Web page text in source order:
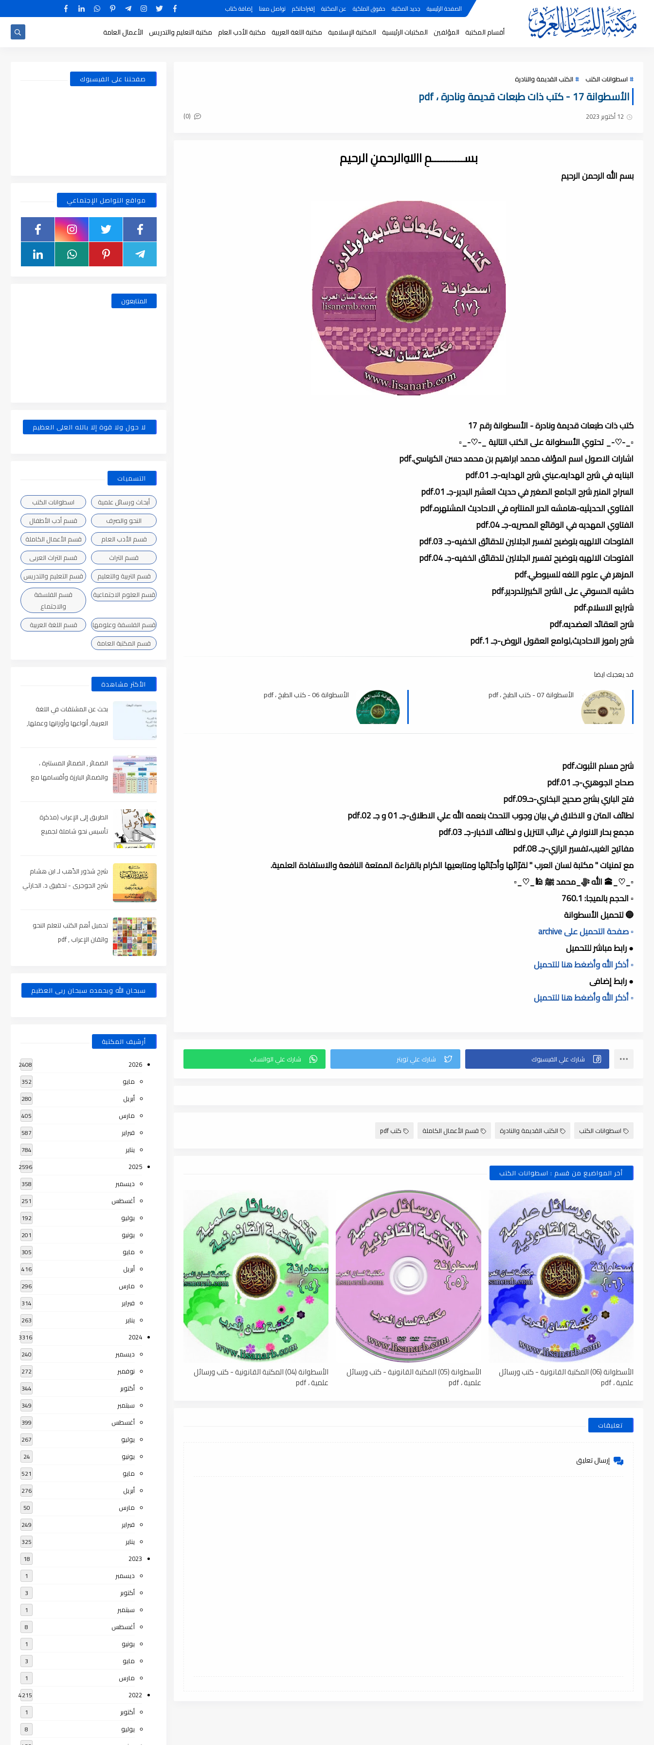
الصفحة الرئيسية جديد المكتبة حقوق الملكية عن المكتبة إقتراحاتكم تواصل معنا إضافة كتاب
أقسام المكتبة المؤلفين المكتبات الرئيسية المكتبة الإسلامية مكتبة اللغة العربية مكتبة الأدب العام مكتبة التعليم والتدريس الأعمال العامة
اسطوانات الكتب الكتب القديمة والنادرة
الأسطوانة 17 - كتب ذات طبعات قديمة ونادرة ، pdf
12 أكتوبر 2023 (0)
بســـــــــــمِ اﷲِالرحمنِ الرحيم
بسم الله الرحمن الرحيم
كتب ذات طبعات قديمة ونادرة - الأسطوانة رقم 17
▫️_-♡-_ تحتوي الأسطوانة على الكتب التالية _-♡-_▫️
اشارات الاصول اسم المؤلف محمد ابراهيم بن محمد حسن الكرباسي.pdf
البنايه في شرح الهدايه،عيني شرح الهدايه-جـ 01.pdf
السراج المنير شرح الجامع الصغير في حديث العشير البدير-جـ 01.pdf
الفتاوي الحديثيه-هامشه الدرر المنتثره في الاحاديث المشتهره.pdf
الفتاوي المهديه في الوقائع المصريه-جـ 04.pdf
الفتوحات الالهيه بتوضيح تفسير الجلالين للدقائق الخفيه-جـ 03.pdf
الفتوحات الالهيه بتوضيح تفسير الجلالين للدقائق الخفيه-جـ 04.pdf
المزهر في علوم اللغه للسيوطي.pdf
حاشيه الدسوقي على الشرح الكبيرللدردير.pdf
شرايع الاسلام.pdf
شرح العقائد العضديه.pdf
شرح راموز الاحاديث,لوامع العقول الروض-جـ 1.pdf
قد يعجبك ايضا
الأسطوانة 07 - كتب الطبخ ، pdf
الأسطوانة 06 - كتب الطبخ ، pdf
شرح مسلم الثبوت.pdf
صحاح الجوهري-جـ 01.pdf
فتح الباري بشرح صحيح البخاري-حـ09.pdf
لطائف المتن و الاخلاق في بيان وجوب التحدث بنعمه الله علي الاطلاق-جـ 01 و جـ 02.pdf
مجمع بحار الانوار في غرائب التنزيل و لطائف الاخبار-جـ 03.pdf
مفاتيح الغيب،تفسير الرازي-جـ 08.pdf
مع تمنيات " مكتبة لسان العرب " لقرّائها وأحبّائها ومتابعيها الكرام بالقراءة الممتعة النافعة والاستفادة العلمية.
▫️_♡_🕋 الله ﷻ_محمد ﷺ 🕌_♡_▫️
▫️ الحجم بالميجا: 760.1
🔵 لتحميل الأسطوانة
▫️ صفحة التحميل على archive
● رابط مباشر للتحميل
▫️ أذكر الله وأضغط هنا للتحميل
● رابط إضافى
▫️ أذكر الله وأضغط هنا للتحميل
اسطوانات الكتب الكتب القديمة والنادرة قسم الأعمال الكاملة كتب pdf
أخر المواضيع من قسم : اسطوانات الكتب
الأسطوانة (06) المكتبة القانونية - كتب ورسائل
علمية ، pdf
الأسطوانة (05) المكتبة القانونية - كتب ورسائل
علمية ، pdf
الأسطوانة (04) المكتبة القانونية - كتب ورسائل
علمية ، pdf
تعليقات
إرسال تعليق
صفحتنا على الفيسبوك
مواقع التواصل الإجتماعي
المتابعون
لا حول ولا قوة إلا بالله العلى العظيم
التسميات
أبحاث ورسائل علمية
اسطوانات الكتب
النحو والصرف
قسم أدب الأطفال
قسم الأدب العام
قسم الأعمال الكاملة
قسم التراث
قسم التراث العربى
قسم التربية والتعليم
قسم التعليم والتدريس
قسم العلوم الاجتماعية
قسم الفلسفة
والاجتماع
قسم الفلسفة وعلومها
قسم اللغة العربية
قسم المكتبة العامة
الأكثر مشاهدة
بحث عن المشتقات في اللغة
العربية, أنواعها وأوزانها وعملها,
الضمائر , الضمائر المستترة ،
والضمائر البارزة وأقسامها مع
الطريق إلى الإعراب (مذكرة
تأسيس نحو شاملة لجميع
شرح شذور الذّهب لـ ابن هشام
شرح الجوجرى - تحقيق د. الحارثي
تحميل أهم الكتب لتعلم النحو
واتقان الإعراب , pdf
سبحان الله وبحمده سبحان ربى العظيم
أرشيف المكتبة
2026
2408
مايو 352
أبريل 280
مارس 405
فبراير 587
يناير 784
2025
2596
ديسمبر 358
أغسطس 251
يوليو 192
يونيو 201
مايو 305
أبريل 416
مارس 296
فبراير 314
يناير 263
2024
3316
ديسمبر 240
نوفمبر 272
أكتوبر 344
سبتمبر 349
أغسطس 399
يوليو 267
يونيو 24
مايو 521
أبريل 276
مارس 50
فبراير 249
يناير 325
2023
18
ديسمبر 1
أكتوبر 3
سبتمبر 1
أغسطس 8
يونيو 1
مايو 3
مارس 1
2022
4215
أكتوبر 1
يوليو 8